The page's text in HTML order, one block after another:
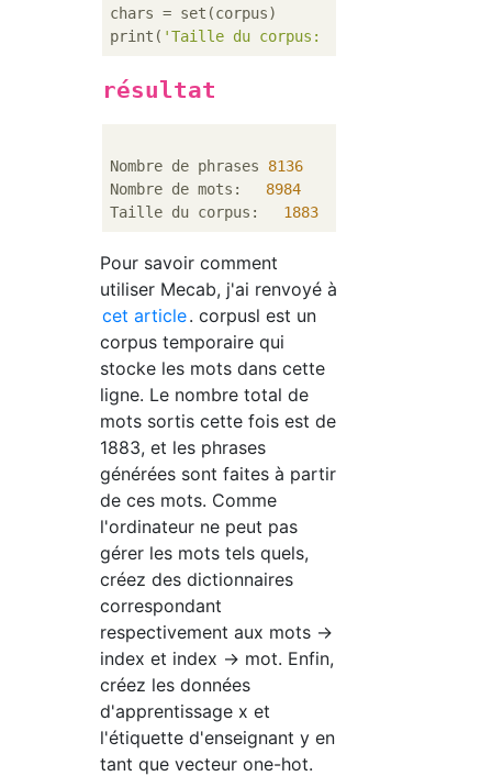
chars = set(corpus)
print( 'Taille du corpus:　'
résultat
Nombre de phrases 8136
Nombre de mots: 8984
Taille du corpus: 1883
Pour savoir comment
utiliser Mecab, j'ai renvoyé à
cet article. corpusl est un
corpus temporaire qui
stocke les mots dans cette
ligne. Le nombre total de
mots sortis cette fois est de
1883, et les phrases
générées sont faites à partir
de ces mots. Comme
l'ordinateur ne peut pas
gérer les mots tels quels,
créez des dictionnaires
correspondant
respectivement aux mots →
index et index → mot. Enfin,
créez les données
d'apprentissage x et
l'étiquette d'enseignant y en
tant que vecteur one-hot.